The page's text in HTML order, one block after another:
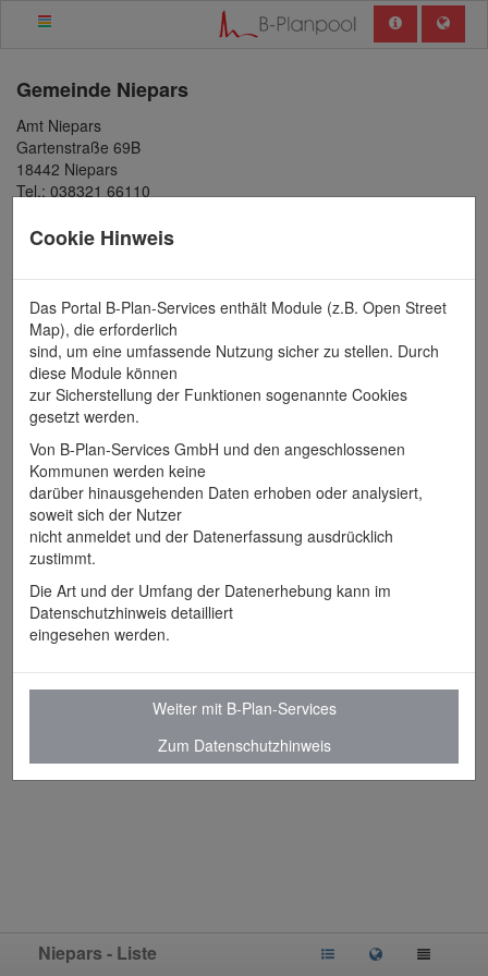
Gemeinde Niepars
Amt Niepars
Gartenstraße 69B
18442 Niepars
Tel.: 038321 66110
Bauamt
Ansprechpartner / in
Frau Kathrin Schäfer
k.schaefer@amt-niepars.de
Verfahrensart wählen
Bebauungsplan
Innenbereichssatzung
Flächennutzungsplan
Niepars - Liste
Cookie Hinweis
Das Portal B-Plan-Services enthält Module (z.B. Open Street
Map), die erforderlich
sind, um eine umfassende Nutzung sicher zu stellen. Durch
diese Module können
zur Sicherstellung der Funktionen sogenannte Cookies
gesetzt werden.
Von B-Plan-Services GmbH und den angeschlossenen
Kommunen werden keine
darüber hinausgehenden Daten erhoben oder analysiert,
soweit sich der Nutzer
nicht anmeldet und der Datenerfassung ausdrücklich
zustimmt.
Die Art und der Umfang der Datenerhebung kann im
Datenschutzhinweis detailliert
eingesehen werden.
Weiter mit B-Plan-Services
Zum Datenschutzhinweis